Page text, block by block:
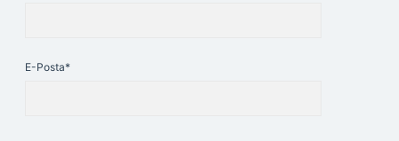
E-Posta*